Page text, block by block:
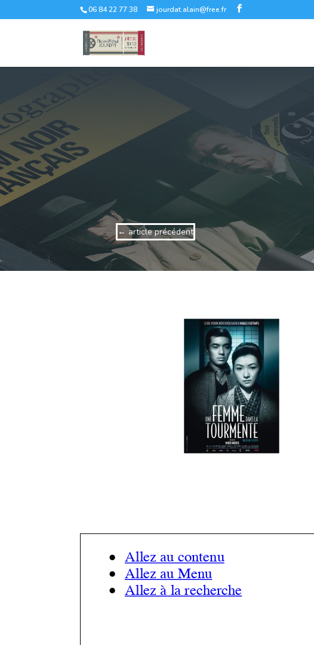
06 84 22 77 38 jourdat.alain@free.fr
← article précédent